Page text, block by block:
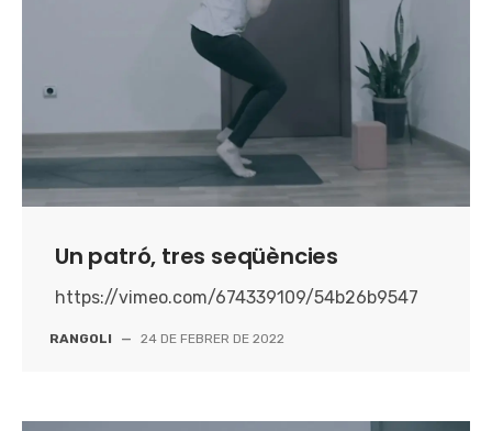
Un patró, tres seqüències
https://vimeo.com/674339109/54b26b9547
RANGOLI — 24 DE FEBRER DE 2022